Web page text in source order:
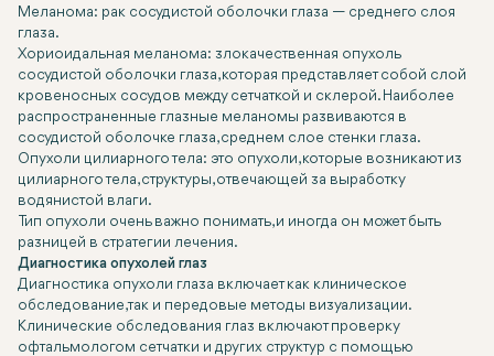
Меланома: рак сосудистой оболочки глаза — среднего слоя
глаза.
Хориоидальная меланома: злокачественная опухоль
сосудистой оболочки глаза, которая представляет собой слой
кровеносных сосудов между сетчаткой и склерой. Наиболее
распространенные глазные меланомы развиваются в
сосудистой оболочке глаза, среднем слое стенки глаза.
Опухоли цилиарного тела: это опухоли, которые возникают из
цилиарного тела, структуры, отвечающей за выработку
водянистой влаги.
Тип опухоли очень важно понимать, и иногда он может быть
разницей в стратегии лечения.
Диагностика опухолей глаз
Диагностика опухоли глаза включает как клиническое
обследование, так и передовые методы визуализации.
Клинические обследования глаз включают проверку
офтальмологом сетчатки и других структур с помощью